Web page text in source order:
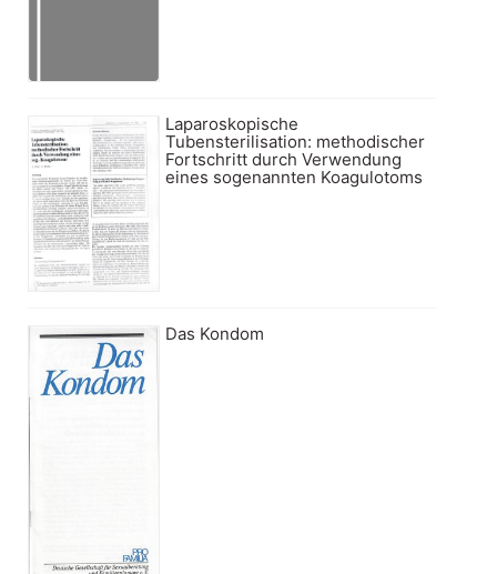
Laparoskopische
Tubensterilisation: methodischer
Fortschritt durch Verwendung
eines sogenannten Koagulotoms
Das Kondom